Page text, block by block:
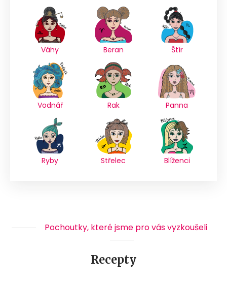
Váhy Beran Štír
Vodnář Rak Panna
Ryby Střelec Blíženci
Pochoutky, které jsme pro vás vyzkoušeli
Recepty